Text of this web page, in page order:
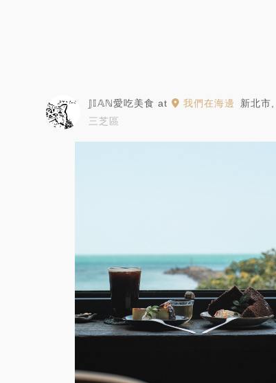
𝕁𝕀𝔸ℕ愛吃美食 at 我們在海邊 新北市
三芝區